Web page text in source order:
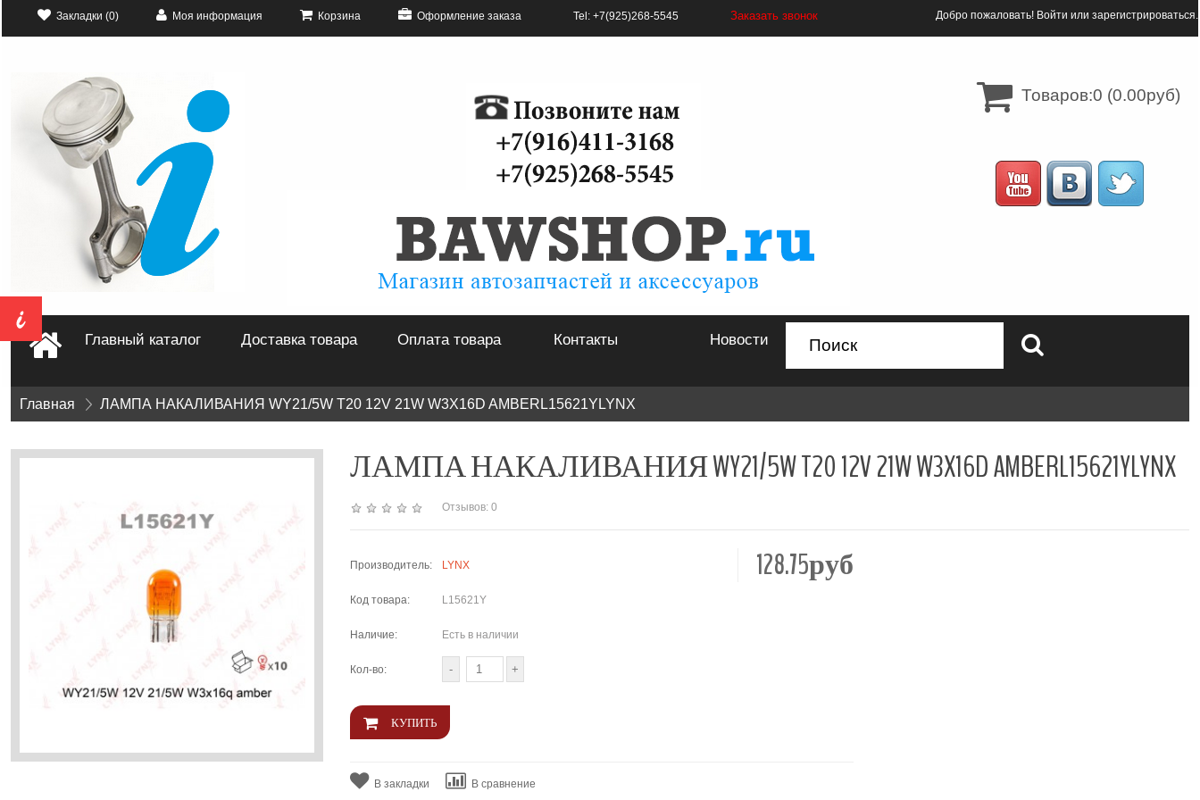
Закладки (0) Моя информация Корзина Оформление заказа Tel: +7(925)268-5545 Заказать звонок Добро пожаловать! Войти или зарегистрироваться.
Товаров:0 (0.00руб)
Главный каталог Доставка товара Оплата товара Контакты Новости
Главная » ЛАМПА НАКАЛИВАНИЯ WY21/5W T20 12V 21W W3X16D AMBERL15621YLYNX
ЛАМПА НАКАЛИВАНИЯ WY21/5W T20 12V 21W W3X16D AMBERL15621YLYNX
Отзывов: 0
128.75руб
Производитель: LYNX
Код товара: L15621Y
Наличие: Есть в наличии
Кол-во:
В закладки В сравнение